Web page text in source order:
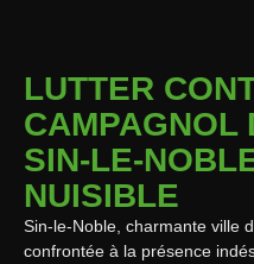
LUTTER
CAMPAGNOL
SIN-LE-
NUISIBLE
Sin-le-Noble, charmante ville
confrontée à la présence